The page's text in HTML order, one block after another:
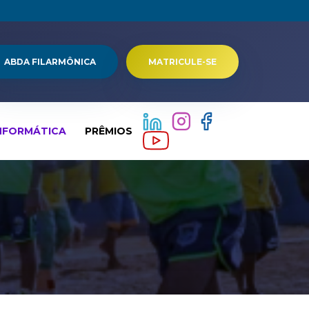
ABDA FILARMÔNICA MATRICULE-SE
PRÊMIOS